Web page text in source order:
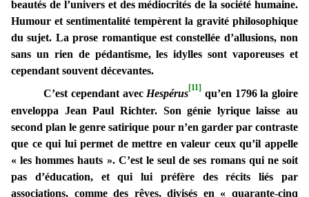
beautés de l’univers et des médiocrités de la société humaine.
Humour et sentimentalité tempèrent la gravité philosophique
du sujet. La prose romantique est constellée d’allusions, non
sans un rien de pédantisme, les idylles sont vaporeuses et
cependant souvent décevantes.
C’est cependant avec Hespérus[11] qu’en 1796 la gloire
enveloppa Jean Paul Richter. Son génie lyrique laisse au
second plan le genre satirique pour n’en garder par contraste
que ce qui lui permet de mettre en valeur ceux qu’il appelle
« les hommes hauts ». C’est le seul de ses romans qui ne soit
pas d’éducation, et qui lui préfère des récits liés par
associations, comme des rêves, divisés en « quarante-cinq